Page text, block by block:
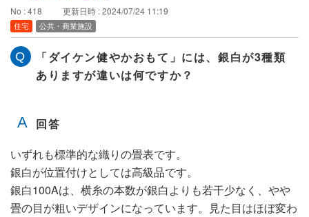
No : 418 更新日時 : 2024/07/24 11:19
住宅 公共・商業施設
「ダイケン健やかおもて」には、銀白が3種類
ありますが違いは何ですか？
いずれも標準的な織りの畳表です。
銀白が位置付けとしては高級品です。
銀白100Aは、横糸の本数が銀白よりも若干少なく、やや
畳の目が粗いデザインになっています。見た目はほぼ変わ